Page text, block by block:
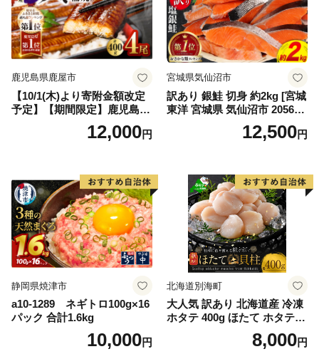
鹿児島県鹿屋市
【10/1(木)より寄附金額改定
予定】【期間限定】鹿児島県
大隅産うなぎ蒲焼4尾（400
g） KN007-02312,000円
宮城県気仙沼市
訳あり 銀鮭 切身 約2kg [宮城
東洋 宮城県 気仙沼市 205649
91] 鮭 魚介類 海鮮 訳アリ 規
格外 不揃い さけ サケ 鮭切身
切り身 魚 わけあり
12,500円
静岡県焼津市
a10-1289 ネギトロ100g×16
パック 合計1.6kg
10,000円
北海道別海町
大人気 訳あり 北海道産 冷凍
ホタテ 400g ほたて ホタテ
8,000円